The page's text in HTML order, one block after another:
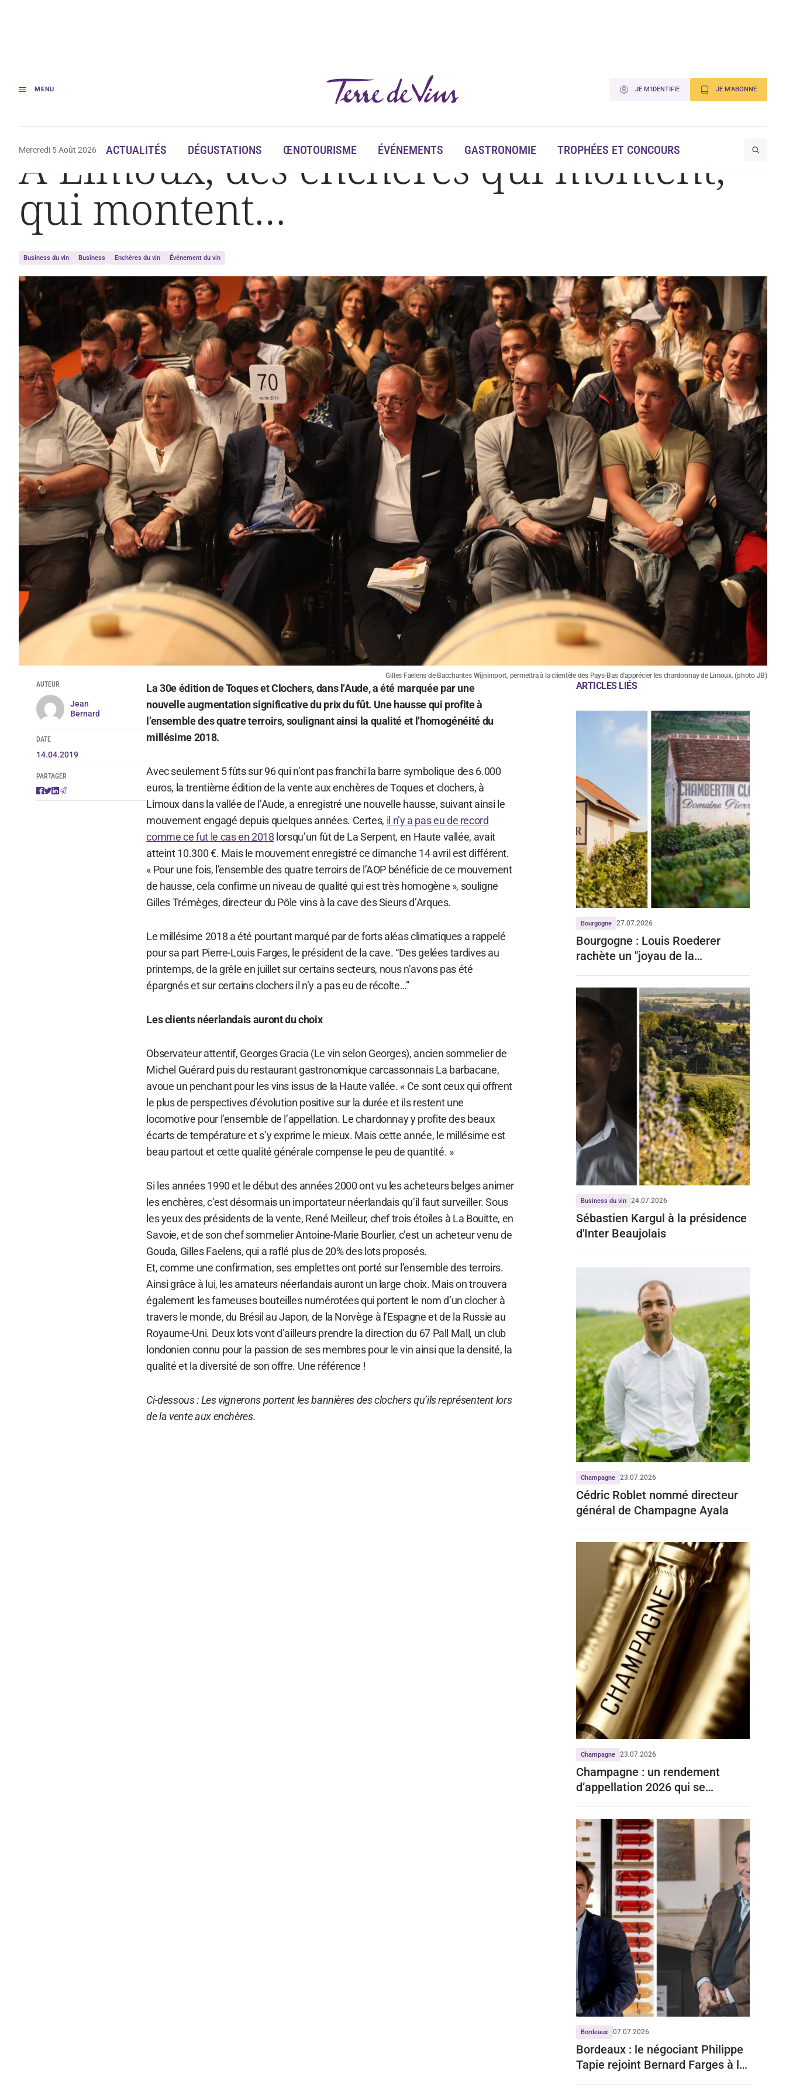
MENU JE M'IDENTIFIE JE M'ABONNE
Mercredi 5 Août 2026 ACTUALITÉS DÉGUSTATIONS ŒNOTOURISME ÉVÉNEMENTS GASTRONOMIE TROPHÉES ET CONCOURS
Accueil À Limoux, des enchères qui montent, qui montent…
À Limoux, des enchères qui montent,
qui montent…
Business du vin Business Enchères du vin Événement du vin
Gilles Faelens de Bacchantes Wijnimport, permettra à la clientèle des Pays-Bas d'apprécier les chardonnay de Limoux. (photo JB)
AUTEUR
Jean
Bernard
DATE
14.04.2019
PARTAGER
La 30e édition de Toques et Clochers, dans l’Aude, a été marquée par une
nouvelle augmentation significative du prix du fût. Une hausse qui profite à
l’ensemble des quatre terroirs, soulignant ainsi la qualité et l’homogénéité du
millésime 2018.
Avec seulement 5 fûts sur 96 qui n’ont pas franchi la barre symbolique des 6.000
euros, la trentième édition de la vente aux enchères de Toques et clochers, à
Limoux dans la vallée de l’Aude, a enregistré une nouvelle hausse, suivant ainsi le
mouvement engagé depuis quelques années. Certes, il n’y a pas eu de record
comme ce fut le cas en 2018 lorsqu’un fût de La Serpent, en Haute vallée, avait
atteint 10.300 €. Mais le mouvement enregistré ce dimanche 14 avril est différent.
« Pour une fois, l’ensemble des quatre terroirs de l’AOP bénéficie de ce mouvement
de hausse, cela confirme un niveau de qualité qui est très homogène », souligne
Gilles Trémèges, directeur du Pôle vins à la cave des Sieurs d’Arques.
Le millésime 2018 a été pourtant marqué par de forts aléas climatiques a rappelé
pour sa part Pierre-Louis Farges, le président de la cave. “Des gelées tardives au
printemps, de la grêle en juillet sur certains secteurs, nous n’avons pas été
épargnés et sur certains clochers il n’y a pas eu de récolte…”
Les clients néerlandais auront du choix
Observateur attentif, Georges Gracia (Le vin selon Georges), ancien sommelier de
Michel Guérard puis du restaurant gastronomique carcassonnais La barbacane,
avoue un penchant pour les vins issus de la Haute vallée. « Ce sont ceux qui offrent
le plus de perspectives d’évolution positive sur la durée et ils restent une
locomotive pour l’ensemble de l’appellation. Le chardonnay y profite des beaux
écarts de température et s’y exprime le mieux. Mais cette année, le millésime est
beau partout et cette qualité générale compense le peu de quantité. »
Si les années 1990 et le début des années 2000 ont vu les acheteurs belges animer
les enchères, c’est désormais un importateur néerlandais qu’il faut surveiller. Sous
les yeux des présidents de la vente, René Meilleur, chef trois étoiles à La Bouitte, en
Savoie, et de son chef sommelier Antoine-Marie Bourlier, c’est un acheteur venu de
Gouda, Gilles Faelens, qui a raflé plus de 20% des lots proposés.
Et, comme une confirmation, ses emplettes ont porté sur l’ensemble des terroirs.
Ainsi grâce à lui, les amateurs néerlandais auront un large choix. Mais on trouvera
également les fameuses bouteilles numérotées qui portent le nom d’un clocher à
travers le monde, du Brésil au Japon, de la Norvège à l’Espagne et de la Russie au
Royaume-Uni. Deux lots vont d’ailleurs prendre la direction du 67 Pall Mall, un club
londonien connu pour la passion de ses membres pour le vin ainsi que la densité, la
qualité et la diversité de son offre. Une référence !
Ci-dessous : Les vignerons portent les bannières des clochers qu’ils représentent lors
de la vente aux enchères.
ARTICLES LIÉS
Bourgogne 27.07.2026
Bourgogne : Louis Roederer
rachète un "joyau de la
Business du vin 24.07.2026
Sébastien Kargul à la présidence
d'Inter Beaujolais
Champagne 23.07.2026
Cédric Roblet nommé directeur
général de Champagne Ayala
Champagne 23.07.2026
Champagne : un rendement
d’appellation 2026 qui se
Bordeaux 07.07.2026
Bordeaux : le négociant Philippe
Tapie rejoint Bernard Farges à la